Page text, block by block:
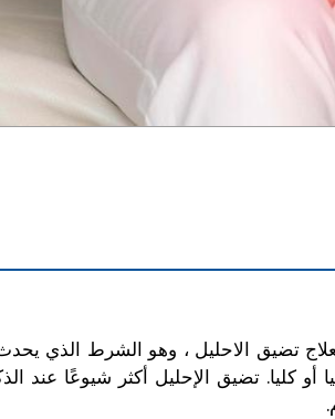
تضيق الاحليل ، وهو الشرط الذي
كليا. تضيق الإحليل أكثر شيوعًا عند